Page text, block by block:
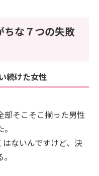
ちな７つの失敗
続けた女性
部そこそこ揃った男性
ないんですけど、決